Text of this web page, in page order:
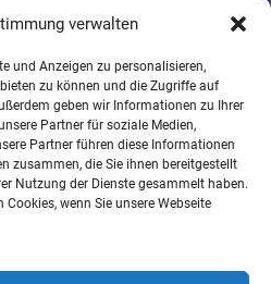
verwalten
und Anzeigen zu personalisieren,
zu können und die Zugriffe auf
geben wir Informationen zu Ihrer
Partner für soziale Medien,
Partner führen diese Informationen
zusammen, die Sie ihnen bereitgestellt
Nutzung der Dienste gesammelt haben.
wenn Sie unsere Webseite
Sie uns
GmbH • Alter Teichweg 61,
Hamburg
/ 611 612 – 0